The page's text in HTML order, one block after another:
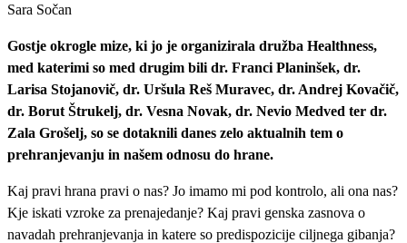
Sara Sočan
Gostje okrogle mize, ki jo je organizirala družba Healthness,
med katerimi so med drugim bili dr. Franci Planinšek, dr.
Larisa Stojanovič, dr. Uršula Reš Muravec, dr. Andrej Kovačič,
dr. Borut Štrukelj, dr. Vesna Novak, dr. Nevio Medved ter dr.
Zala Grošelj, so se dotaknili danes zelo aktualnih tem o
prehranjevanju in našem odnosu do hrane.
Kaj pravi hrana pravi o nas? Jo imamo mi pod kontrolo, ali ona nas?
Kje iskati vzroke za prenajedanje? Kaj pravi genska zasnova o
navadah prehranjevanja in katere so predispozicije ciljnega gibanja?